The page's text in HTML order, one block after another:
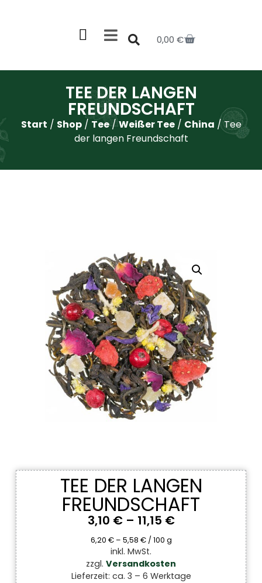
0,00 €
TEE DER LANGEN
FREUNDSCHAFT
Start / Shop/ Tee/Weißer Tee/ China / Tee
der langen Freundschaft
TEE DER LANGEN
FREUNDSCHAFT
3,10 €– 11,15 €
6,20 €– 5,58 €/ 100 g
inkl. MwSt.
zzgl. Versandkosten
Lieferzeit: ca. 3 – 6 Werktage